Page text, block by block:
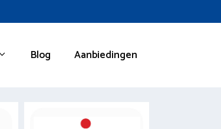
Blog Aanbiedingen